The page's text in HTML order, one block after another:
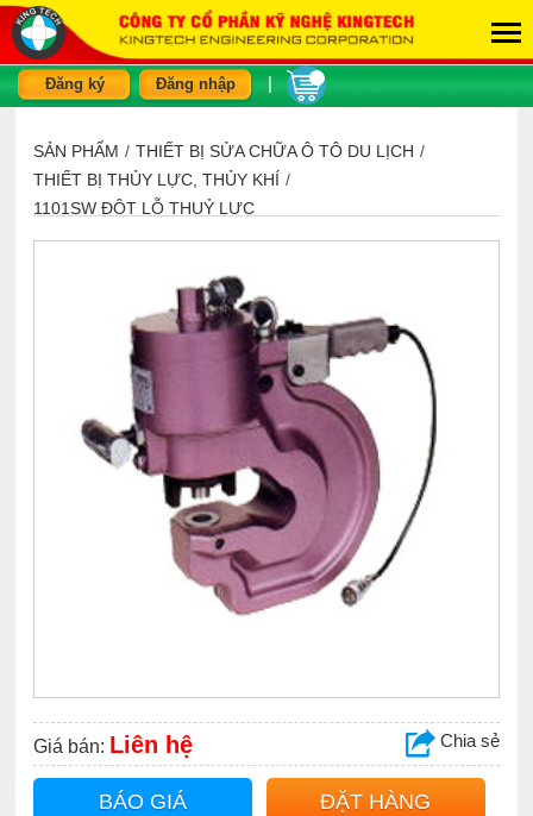
Đăng ký Đăng nhập
SẢN PHẨM / THIẾT BỊ SỬA CHỮA Ô TÔ DU LỊCH /
THIẾT BỊ THỦY LỰC, THỦY KHÍ /
1101SW ĐỘT LỖ THUỶ LỰC
Giá bán: Liên hệ Chia sẻ
BÁO GIÁ ĐẶT HÀNG